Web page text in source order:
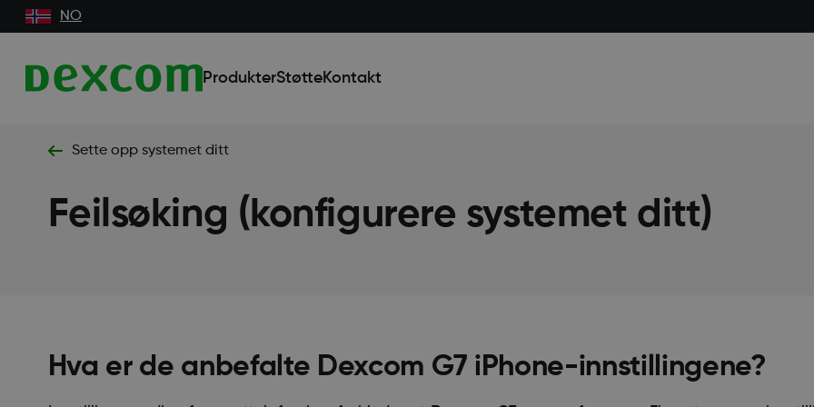
NO
ProdukterStøtteKontakt
Sette opp systemet ditt
Feilsøking (konfigurere systemet ditt)
Hva er de anbefalte Dexcom G7 iPhone-innstillingene?